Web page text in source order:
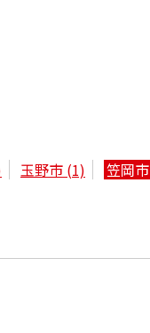
玉野市 (1) 笠岡市